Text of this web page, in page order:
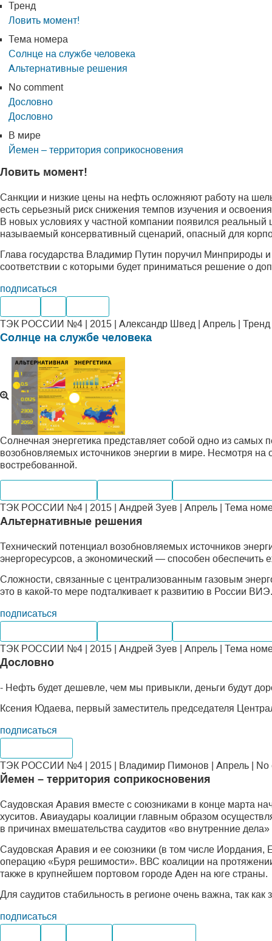
Тренд
Ловить момент!
Тема номера
Солнце на службе человека
Альтернативные решения
No comment
Дословно
Дословно
В мире
Йемен – территория соприкосновения
Ловить момент!
Cанкции и низкие цены на нефть осложняют работу на
есть серьезный риск снижения темпов изучения и
В новых условиях у частной компании появился реальный
называемый консервативный сценарий, опасный для
Глава государства Владимир Путин поручил Минприроды
соответствии с которыми будет приниматься решение о
подписаться
ТЭК РОССИИ №4 | 2015 | Александр Швед | Апрель | Тренд
Солнце на службе человека
Солнечная энергетика представляет собой одно из
возобновляемых источников энергии в мире. Несмотря
востребованной.
ТЭК РОССИИ №4 | 2015 | Андрей Зуев | Апрель | Тема
Альтернативные решения
Технический потенциал возобновляемых источников
энергоресурсов, а экономический — способен обеспечить
Сложности, связанные с централизованным газовым
это в какой‑то мере подталкивает к развитию в России
подписаться
ТЭК РОССИИ №4 | 2015 | Андрей Зуев | Апрель | Тема
Дословно
- Нефть будет дешевле, чем мы привыкли, деньги будут
Ксения Юдаева, первый заместитель председателя
подписаться
ТЭК РОССИИ №4 | 2015 | Владимир Пимонов | Апрель | No
Йемен – территория соприкосновения
Саудовская Аравия вместе с союзниками в конце марта
хуситов. Авиаудары коалиции главным образом
в причинах вмешательства саудитов «во внутренние дела»
Саудовская Аравия и ее союзники (в том числе Иордания,
операцию «Буря решимости». ВВС коалиции на
также в крупнейшем портовом городе Аден на юге страны.
Для саудитов стабильность в регионе очень важна, так
подписаться